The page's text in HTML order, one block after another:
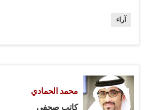
رائحة الزيت، لما وصلت بورصة العاملات
إيصال المذكور إلى هذه الحالة الغذائية
الذي أدى إلى وجود أوانٍ وتجهيزات
آراء
محمد الحمادي
كاتب صحفي